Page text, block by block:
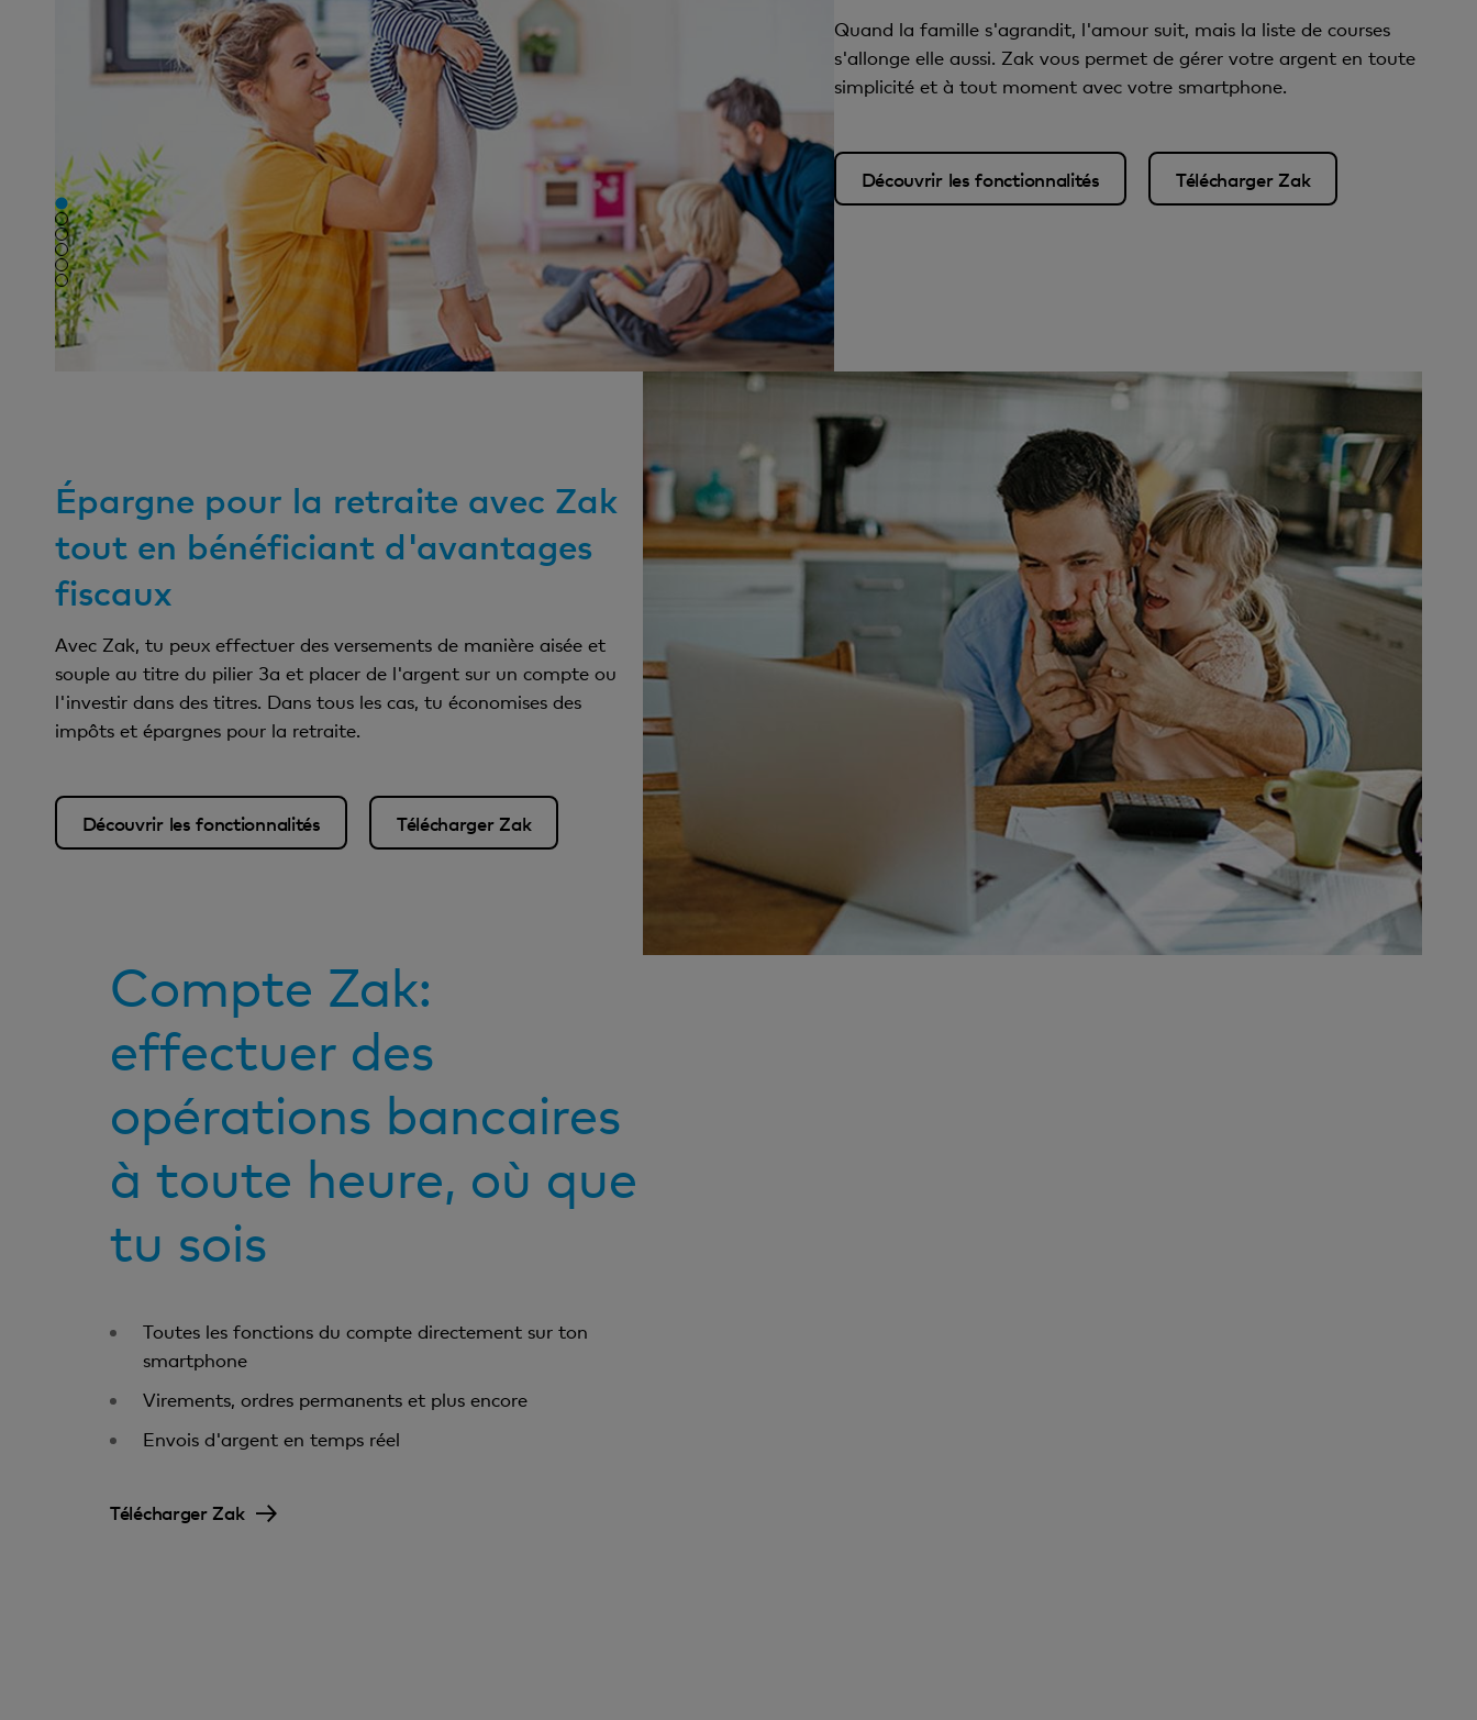
Quand la famille s'agrandit, l'amour suit, mais la liste de courses
s'allonge elle aussi. Zak vous permet de gérer votre argent en toute
simplicité et à tout moment avec votre smartphone.
Découvrir les fonctionnalités Télécharger Zak
Épargne pour la retraite avec Zak
tout en bénéficiant d'avantages
fiscaux
Avec Zak, tu peux effectuer des versements de manière aisée et
souple au titre du pilier 3a et placer de l'argent sur un compte ou
l'investir dans des titres. Dans tous les cas, tu économises des
impôts et épargnes pour la retraite.
Découvrir les fonctionnalités Télécharger Zak
Compte Zak:
effectuer des
opérations bancaires
à toute heure, où que
tu sois
Toutes les fonctions du compte directement sur ton
smartphone
Virements, ordres permanents et plus encore
Envois d'argent en temps réel
Télécharger Zak
Télécharge Zak!
Scanne le code QR pour télécharger Zak.